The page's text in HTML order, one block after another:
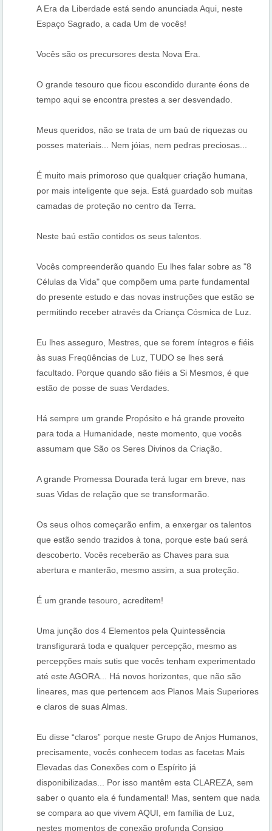
A Era da Liberdade está sendo anunciada Aqui, neste
Espaço Sagrado, a cada Um de vocês!
Vocês são os precursores desta Nova Era.
O grande tesouro que ficou escondido durante éons de
tempo aqui se encontra prestes a ser desvendado.
Meus queridos, não se trata de um baú de riquezas ou
posses materiais... Nem jóias, nem pedras preciosas...
É muito mais primoroso que qualquer criação humana,
por mais inteligente que seja. Está guardado sob muitas
camadas de proteção no centro da Terra.
Neste baú estão contidos os seus talentos.
Vocês compreenderão quando Eu lhes falar sobre as "8
Células da Vida" que compõem uma parte fundamental
do presente estudo e das novas instruções que estão se
permitindo receber através da Criança Cósmica de Luz.
Eu lhes asseguro, Mestres, que se forem íntegros e fiéis
às suas Freqüências de Luz, TUDO se lhes será
facultado. Porque quando são fiéis a Si Mesmos, é que
estão de posse de suas Verdades.
Há sempre um grande Propósito e há grande proveito
para toda a Humanidade, neste momento, que vocês
assumam que São os Seres Divinos da Criação.
A grande Promessa Dourada terá lugar em breve, nas
suas Vidas de relação que se transformarão.
Os seus olhos começarão enfim, a enxergar os talentos
que estão sendo trazidos à tona, porque este baú será
descoberto. Vocês receberão as Chaves para sua
abertura e manterão, mesmo assim, a sua proteção.
É um grande tesouro, acreditem!
Uma junção dos 4 Elementos pela Quintessência
transfigurará toda e qualquer percepção, mesmo as
percepções mais sutis que vocês tenham experimentado
até este AGORA... Há novos horizontes, que não são
lineares, mas que pertencem aos Planos Mais Superiores
e claros de suas Almas.
Eu disse “claros” porque neste Grupo de Anjos Humanos,
precisamente, vocês conhecem todas as facetas Mais
Elevadas das Conexões com o Espírito já
disponibilizadas... Por isso mantêm esta CLAREZA, sem
saber o quanto ela é fundamental! Mas, sentem que nada
se compara ao que vivem AQUI, em família de Luz,
nestes momentos de conexão profunda Consigo